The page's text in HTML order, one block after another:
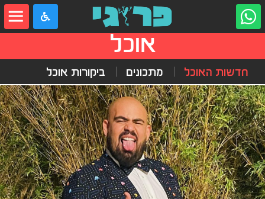
אוכל
חדשות האוכל מתכונים ביקורות אוכל